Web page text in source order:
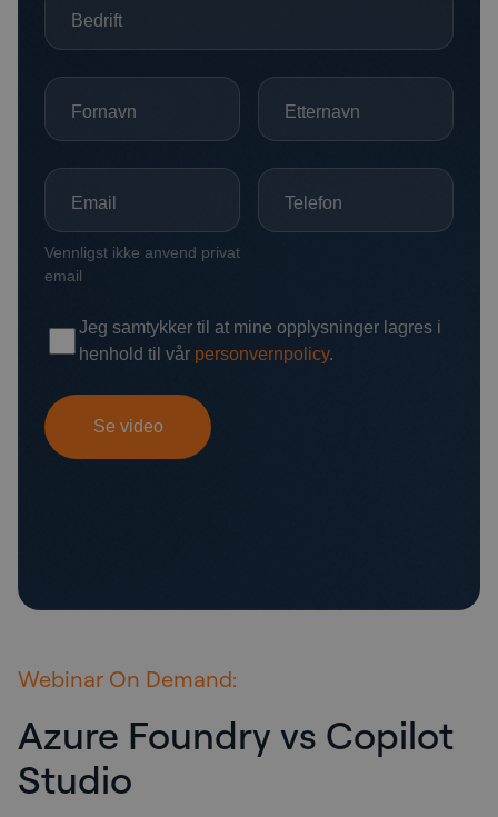
Webinar On Demand:
Azure Foundry vs Copilot
Studio